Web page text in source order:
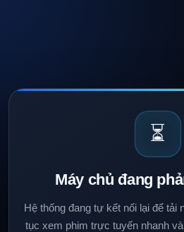
⏳
Máy chủ đang
Hệ thống đang tự kết nối lại để tải
tục xem phim trực tuyến nhanh